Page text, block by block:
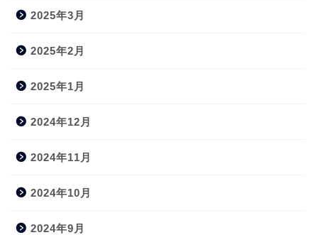
2025年3月
2025年2月
2025年1月
2024年12月
2024年11月
2024年10月
2024年9月